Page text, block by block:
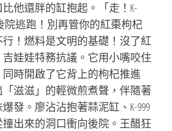
他還胖的缸抱起。「走！K-
院逃跑！別再管你的紅棗枸杞
！燃料是文明的基礎！沒了紅
娃娃特務抗議。它用小嘴咬住
時開啟了它背上的枸杞推進
滋滋」的輕微煎煮聲，伴隨著
發。廖沾沾抱著蒜泥缸、K-999
出來的洞口衝向後院。王醋狂